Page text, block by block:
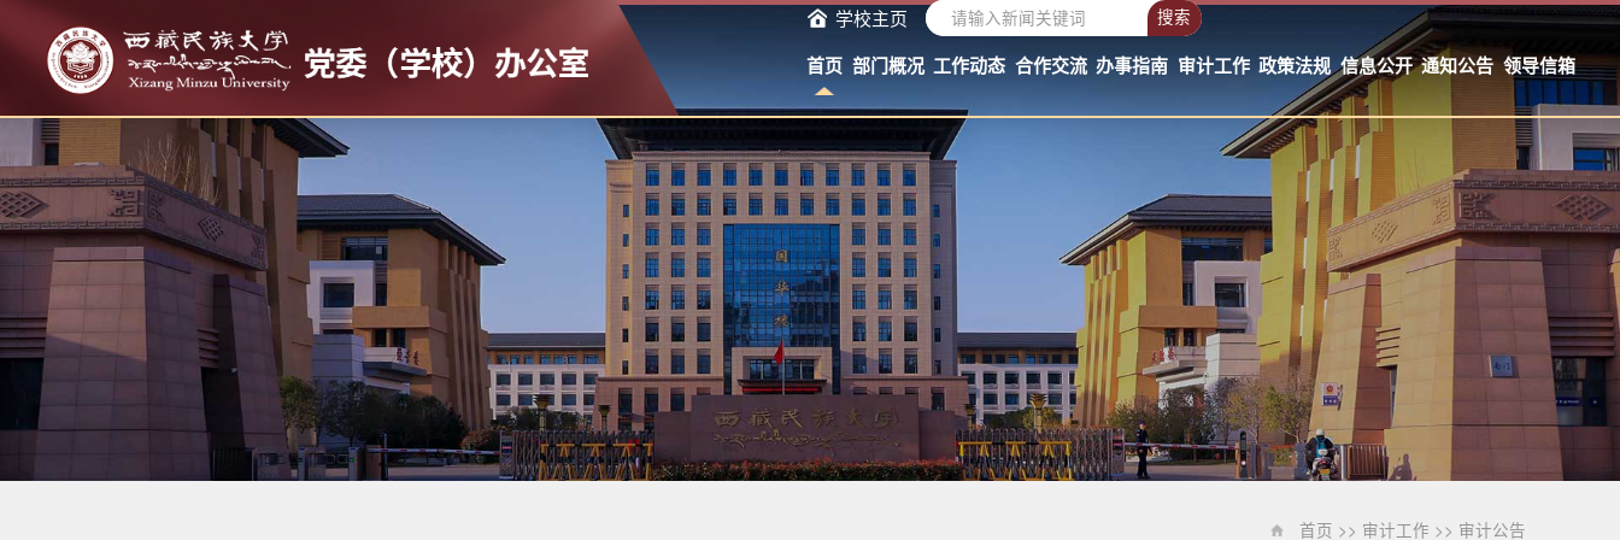
学校主页 搜索
首页 部门概况 工作动态 合作交流 办事指南 审计工作 政策法规 信息公开 通知公告 领导信箱
首页 >> 审计工作 >> 审计公告